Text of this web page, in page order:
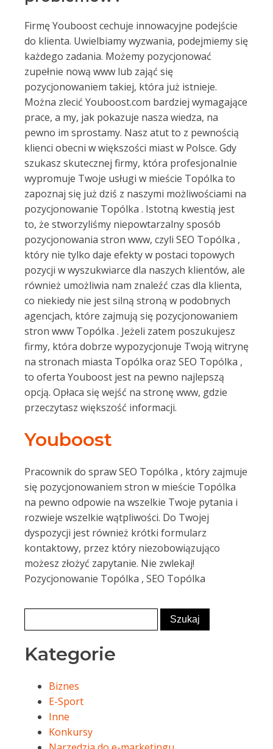
Firmę Youboost cechuje innowacyjne podejście
do klienta. Uwielbiamy wyzwania, podejmiemy się
każdego zadania. Możemy pozycjonować
zupełnie nową www lub zająć się
pozycjonowaniem takiej, która już istnieje.
Można zlecić Youboost.com bardziej wymagające
prace, a my, jak pokazuje nasza wiedza, na
pewno im sprostamy. Nasz atut to z pewnością
klienci obecni w większości miast w Polsce. Gdy
szukasz skutecznej firmy, która profesjonalnie
wypromuje Twoje usługi w mieście Topólka to
zapoznaj się już dziś z naszymi możliwościami na
pozycjonowanie Topólka . Istotną kwestią jest
to, że stworzyliśmy niepowtarzalny sposób
pozycjonowania stron www, czyli SEO Topólka ,
który nie tylko daje efekty w postaci topowych
pozycji w wyszukwiarce dla naszych klientów, ale
również umożliwia nam znaleźć czas dla klienta,
co niekiedy nie jest silną stroną w podobnych
agencjach, które zajmują się pozycjonowaniem
stron www Topólka . Jeżeli zatem poszukujesz
firmy, która dobrze wypozycjonuje Twoją witrynę
na stronach miasta Topólka oraz SEO Topólka ,
to oferta Youboost jest na pewno najlepszą
opcją. Opłaca się wejść na stronę www, gdzie
przeczytasz większość informacji.
Youboost
Pracownik do spraw SEO Topólka , który zajmuje
się pozycjonowaniem stron w mieście Topólka
na pewno odpowie na wszelkie Twoje pytania i
rozwieje wszelkie wątpliwości. Do Twojej
dyspozycji jest również krótki formularz
kontaktowy, przez który niezobowiązująco
możesz złożyć zapytanie. Nie zwlekaj!
Pozycjonowanie Topólka , SEO Topólka
Kategorie
Biznes
E-Sport
Inne
Konkursy